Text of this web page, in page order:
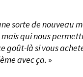
sorte de nouveau
qui nous
goût-là si vous
avec ça. »